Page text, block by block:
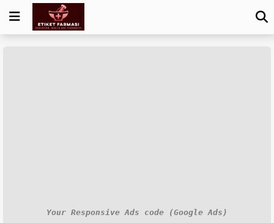
Your Responsive Ads code (Google Ads)